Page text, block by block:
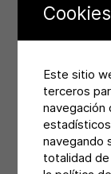
Cookies
Este sitio
terceros
navegación
navegando
totalidad